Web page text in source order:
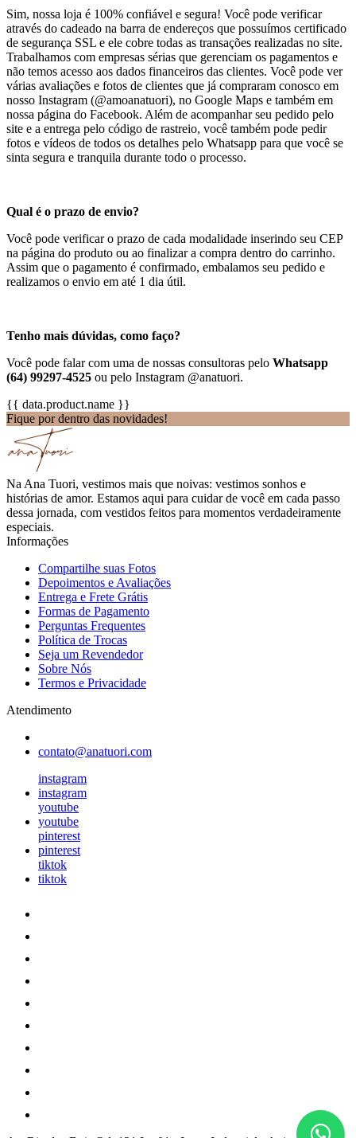
Sim, nossa loja é 100% confiável e segura! Você pode verificar
através do cadeado na barra de endereços que possuímos certificado
de segurança SSL e ele cobre todas as transações realizadas no site.
Trabalhamos com empresas sérias que gerenciam os pagamentos e
não temos acesso aos dados financeiros das clientes. Você pode ver
várias avaliações e fotos de clientes que já compraram conosco em
nosso Instagram (@amoanatuori), no Google Maps e também em
nossa página do Facebook. Além de acompanhar seu pedido pelo
site e a entrega pelo código de rastreio, você também pode pedir
fotos e vídeos de todos os detalhes pelo Whatsapp para que você se
sinta segura e tranquila durante todo o processo.
Qual é o prazo de envio?
Você pode verificar o prazo de cada modalidade inserindo seu CEP
na página do produto ou ao finalizar a compra dentro do carrinho.
Assim que o pagamento é confirmado, embalamos seu pedido e
realizamos o envio em até 1 dia útil.
Tenho mais dúvidas, como faço?
Você pode falar com uma de nossas consultoras pelo Whatsapp
(64) 99297-4525 ou pelo Instagram @anatuori.
{{ data.product.name }}
Fique por dentro das novidades!
Na Ana Tuori, vestimos mais que noivas: vestimos sonhos e
histórias de amor. Estamos aqui para cuidar de você em cada passo
dessa jornada, com vestidos feitos para momentos verdadeiramente
especiais.
Informações
Compartilhe suas Fotos
Depoimentos e Avaliações
Entrega e Frete Grátis
Formas de Pagamento
Perguntas Frequentes
Política de Trocas
Seja um Revendedor
Sobre Nós
Termos e Privacidade
Atendimento
contato@anatuori.com
instagram
instagram
youtube
youtube
pinterest
pinterest
tiktok
tiktok